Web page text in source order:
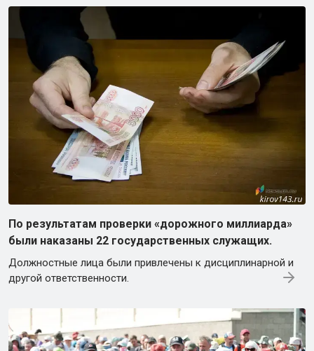
По результатам проверки «дорожного миллиарда»
были наказаны 22 государственных служащих.
Должностные лица были привлечены к дисциплинарной и
другой ответственности.